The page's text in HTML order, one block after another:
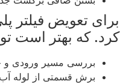
برای تعویض فیلتر
کرد. که بهتر است
بررسی مسیر ورودی
برش قسمتی از لوله